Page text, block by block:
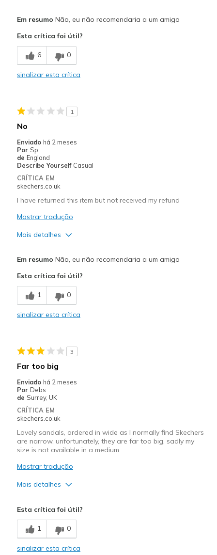
Contras
That slip up and down at the back very hard to k
Feels true to width
Sizing
View On Shoes
Em resumo Não, eu não recomendaria a um amigo
Esta crítica foi útil?
6 0
sinalizar esta crítica
1
No
Enviado há 2 meses
Por Sp
de England
Describe Yourself Casual
CRÍTICA EM
skechers.co.uk
I have returned this item but not received my refund
Mostrar tradução
Mais detalhes
Melhores utilizações
Casual Wear
Em resumo Não, eu não recomendaria a um amigo
Esta crítica foi útil?
1 0
sinalizar esta crítica
3
Far too big
Enviado há 2 meses
Por Debs
de Surrey, UK
CRÍTICA EM
skechers.co.uk
Lovely sandals, ordered in wide as I normally find Skechers
are narrow, unfortunately, they are far too big, sadly my
size is not available in a medium
Mostrar tradução
Mais detalhes
Comfortable
Esta crítica foi útil?
1 0
sinalizar esta crítica